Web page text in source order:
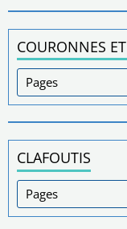
COURONNES
CLAFOUTIS